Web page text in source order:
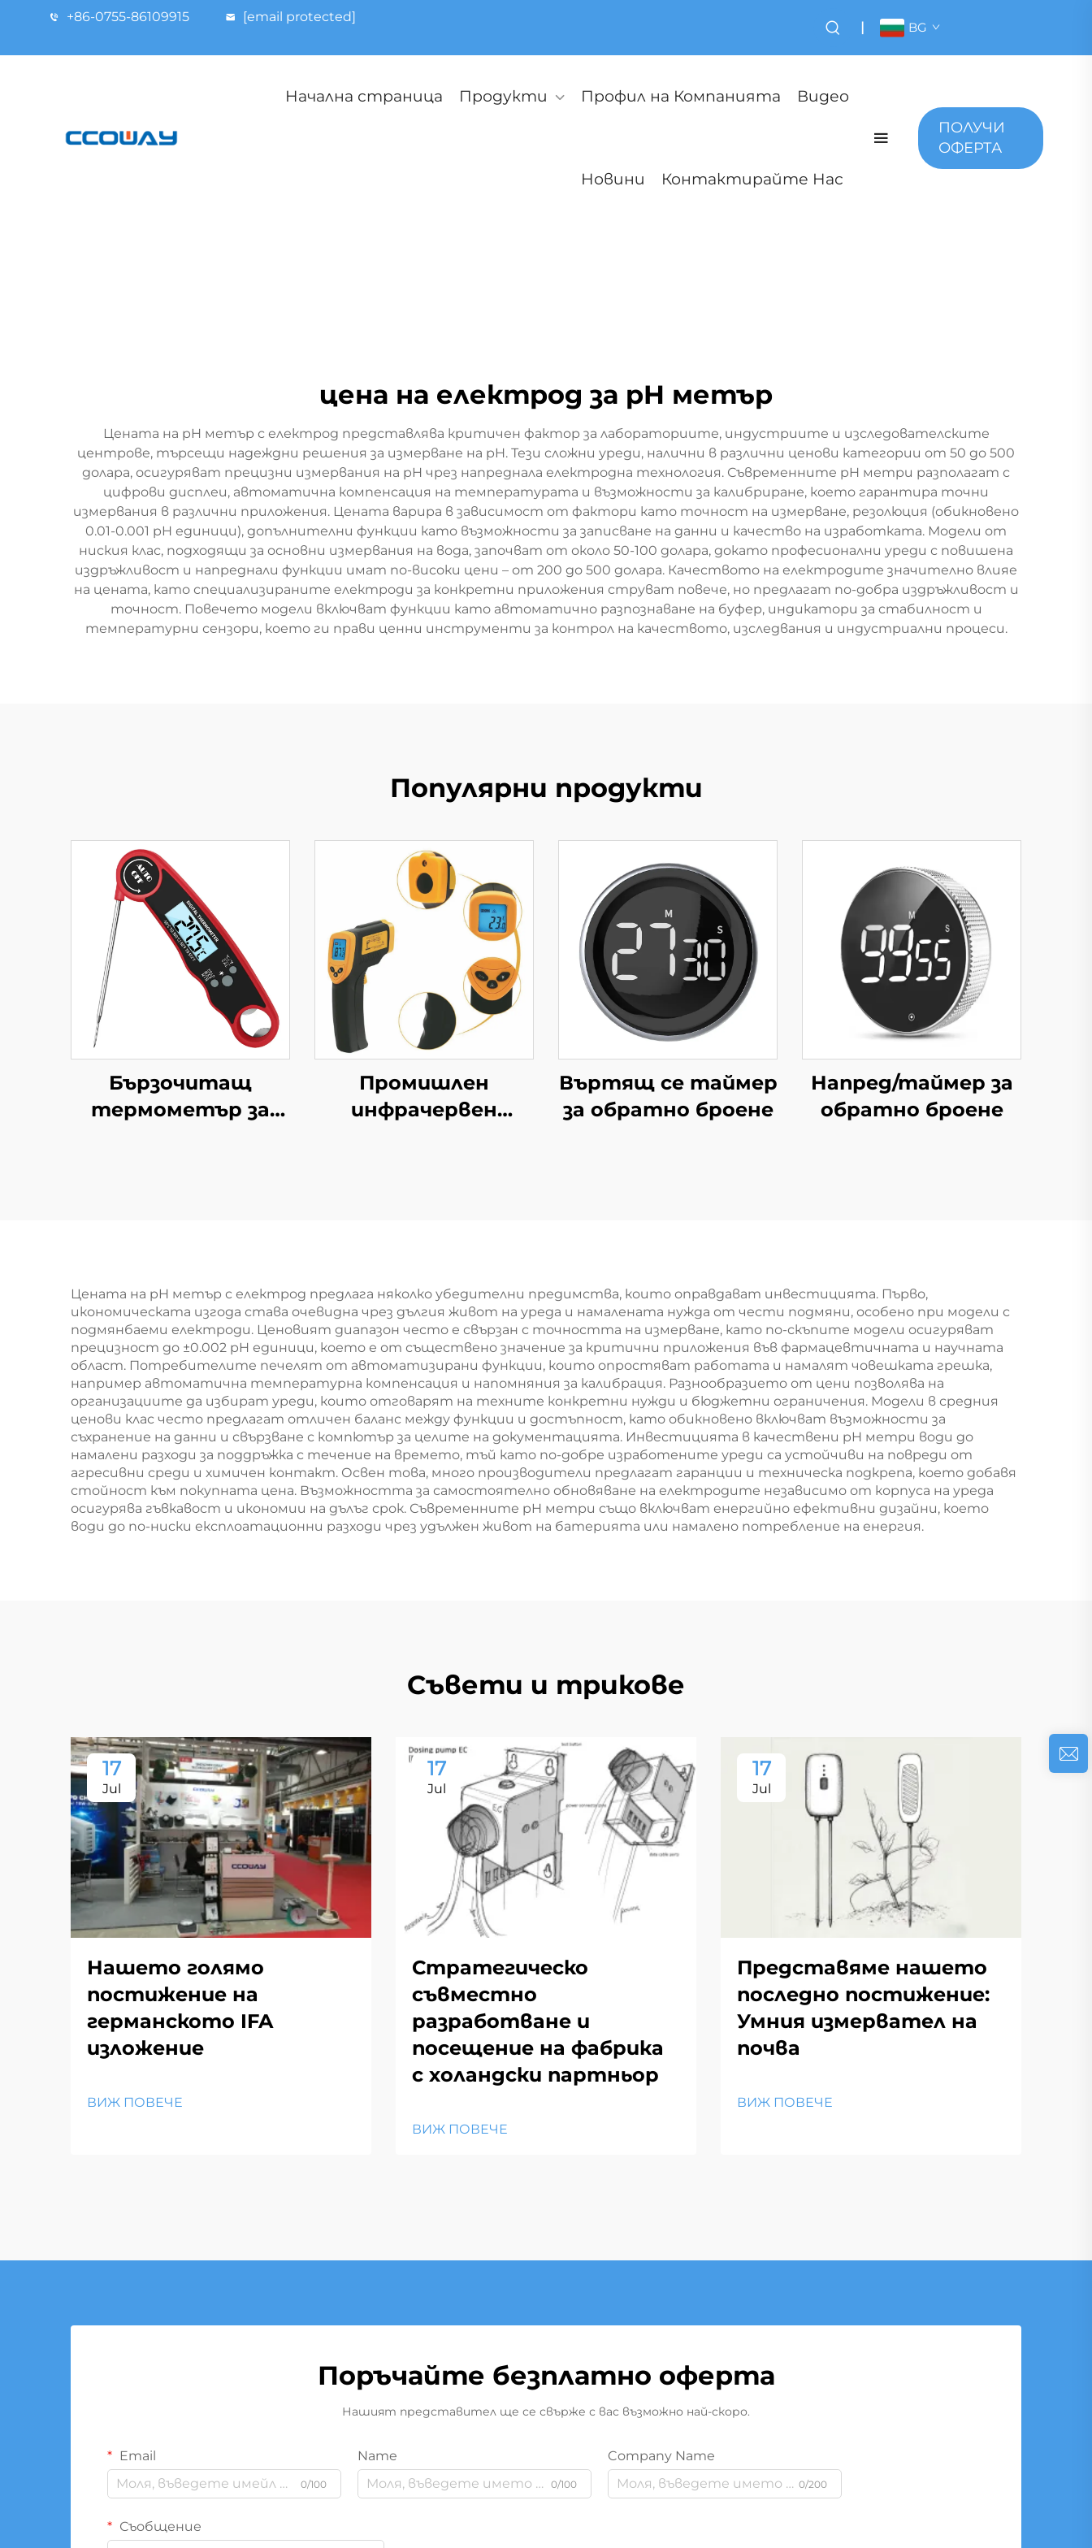
+86-0755-86109915 [email protected]
| BG
Начална страница Продукти Профил на Компанията Видео
Новини Контактирайте Нас
ПОЛУЧИ
ОФЕРТА
цена на електрод за pH метър
Цената на pH метър с електрод представлява критичен фактор за лабораториите, индустриите и изследователските
центрове, търсещи надеждни решения за измерване на pH. Тези сложни уреди, налични в различни ценови категории от 50 до 500
долара, осигуряват прецизни измервания на pH чрез напреднала електродна технология. Съвременните pH метри разполагат с
цифрови дисплеи, автоматична компенсация на температурата и възможности за калибриране, което гарантира точни
измервания в различни приложения. Цената варира в зависимост от фактори като точност на измерване, резолюция (обикновено
0.01-0.001 pH единици), допълнителни функции като възможности за записване на данни и качество на изработката. Модели от
ниския клас, подходящи за основни измервания на вода, започват от около 50-100 долара, докато професионални уреди с повишена
издръжливост и напреднали функции имат по-високи цени – от 200 до 500 долара. Качеството на електродите значително влияе
на цената, като специализираните електроди за конкретни приложения струват повече, но предлагат по-добра издръжливост и
точност. Повечето модели включват функции като автоматично разпознаване на буфер, индикатори за стабилност и
температурни сензори, което ги прави ценни инструменти за контрол на качеството, изследвания и индустриални процеси.
Популярни продукти
Бързочитащ
термометър за
Промишлен
инфрачервен
Въртящ се таймер
за обратно броене
Напред/таймер за
обратно броене
Цената на pH метър с електрод предлага няколко убедителни предимства, които оправдават инвестицията. Първо,
икономическата изгода става очевидна чрез дългия живот на уреда и намалената нужда от чести подмяни, особено при модели с
подмянбаеми електроди. Ценовият диапазон често е свързан с точността на измерване, като по-скъпите модели осигуряват
прецизност до ±0.002 pH единици, което е от съществено значение за критични приложения във фармацевтичната и научната
област. Потребителите печелят от автоматизирани функции, които опростяват работата и намалят човешката грешка,
например автоматична температурна компенсация и напомняния за калибрация. Разнообразието от цени позволява на
организациите да избират уреди, които отговарят на техните конкретни нужди и бюджетни ограничения. Модели в средния
ценови клас често предлагат отличен баланс между функции и достъпност, като обикновено включват възможности за
съхранение на данни и свързване с компютър за целите на документацията. Инвестицията в качествени pH метри води до
намалени разходи за поддръжка с течение на времето, тъй като по-добре изработените уреди са устойчиви на повреди от
агресивни среди и химичен контакт. Освен това, много производители предлагат гаранции и техническа подкрепа, което добавя
стойност към покупната цена. Възможността за самостоятелно обновяване на електродите независимо от корпуса на уреда
осигурява гъвкавост и икономии на дълъг срок. Съвременните pH метри също включват енергийно ефективни дизайни, което
води до по-ниски експлоатационни разходи чрез удължен живот на батерията или намалено потребление на енергия.
Съвети и трикове
17
Jul
Нашето голямо
постижение на
германското IFA
изложение
ВИЖ ПОВЕЧЕ
17
Jul
Стратегическо
съвместно
разработване и
посещение на фабрика
с холандски партньор
ВИЖ ПОВЕЧЕ
17
Jul
Представяме нашето
последно постижение:
Умния измервател на
почва
ВИЖ ПОВЕЧЕ
Поръчайте безплатно оферта
Нашият представител ще се свърже с вас възможно най-скоро.
Email
0/100
Name
0/100
Company Name
0/200
Съобщение